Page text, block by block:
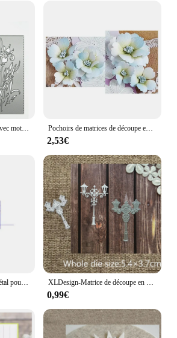
Pochoir en métal découpé avec motif de chrysanthème et fleur, pochoir fait à la main, carte de vœux, couverture, bordure, clip, Scrapbooking Pochoirs de matrices de découpe en métal pour bricolage Scrapbooking, modèle d'artisanat de gaufrage décoratif, fleurs
2,53€
Matrices de Découpe en Métal pour Carte de Vministériels x, Lettres Françaises, Cailloux de Mot, pour Scrapbooking, DIY, Nouvelle Collection 2022 XLDesign-Matrice de découpe en métal artisanale, 25 sortes de feuilles de fleurs de lapin, album de scrapbooking à bulles en dentelle, carte en papier, gaufrage
0,99€